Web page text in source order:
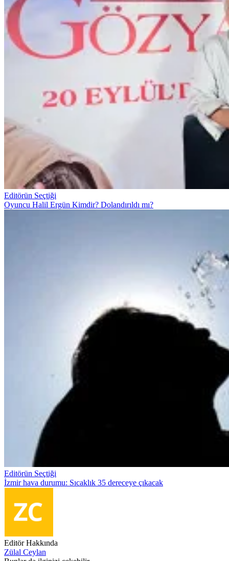
Editörün Seçtiği
Oyuncu Halil Ergün Kimdir? Dolandırıldı mı?
Editörün Seçtiği
İzmir hava durumu: Sıcaklık 35 dereceye çıkacak
Editör Hakkında
Zülal Ceylan